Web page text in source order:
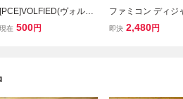
[PCE]VOLFIED(ヴォルフ
ィード)(Huカード)D521
現在 500円
ファミコン ディジ
フトのみ レトロ
即決 2,480円